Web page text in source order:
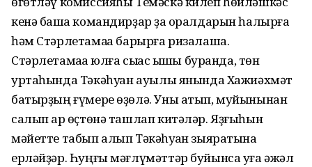
кенә башҡа командирҙар ҙа ҡоралдарын һалырға
һәм Стәрлетамаҡҡа барырға ризалаша.
Стәрлетамаҡҡа юлға сыҡҡас ҡышҡы буранда, төн
уртаһында Тәкәһуҡҡан ауылы янында Хажиәхмәт
батырҙың ғүмере өҙөлә. Уны атып, муйынынан
салып ҡар өҫтөнә ташлап китәләр. Яҙғыһын
мәйетте табып алып Тәкәһуҡҡан зыяратына
ерләйҙәр. Һуңғы мәғлүмәттәр буйынса уға әжәл